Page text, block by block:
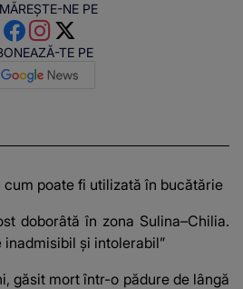
NE PE
TE PE
cum poate fi utilizată în bucătărie
doborâtă în zona Sulina–Chilia.
inadmisibil şi intolerabil”
găsit mort într-o pădure de lângă